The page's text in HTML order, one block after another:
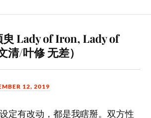
Lady of Iron, Lady of
清/叶修 无差）
12, 2019
定有改动，都是我瞎掰。双方性